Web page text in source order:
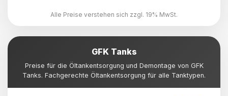
Alle Preise verstehen sich zzgl. 19% MwSt.
GFK Tanks
Preise für die Öltankentsorgung und Demontage von GFK
Tanks. Fachgerechte Öltankentsorgung für alle Tanktypen.